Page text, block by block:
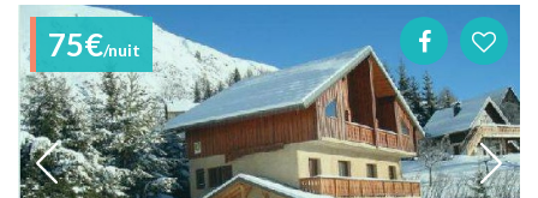
75€/nuit